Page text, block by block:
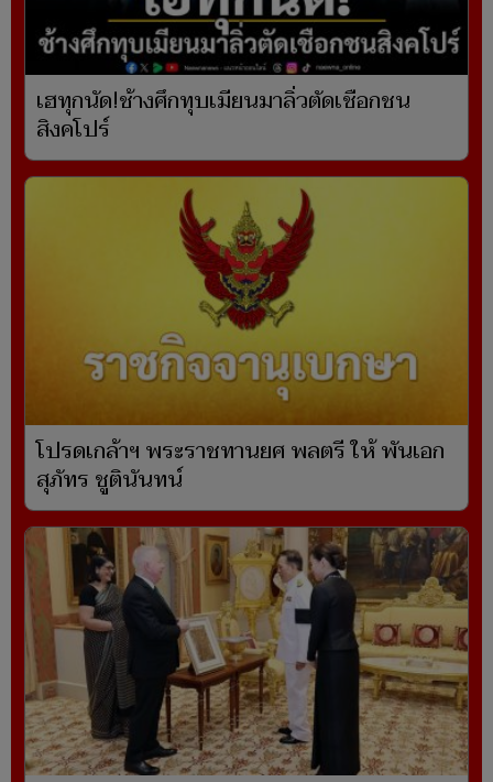
เฮทุกนัด!ช้างศึกทุบเมียนมาลิ่วตัดเชือกชน
สิงคโปร์
โปรดเกล้าฯ พระราชทานยศ พลตรี ให้ พันเอก
สุภัทร ชูตินันทน์